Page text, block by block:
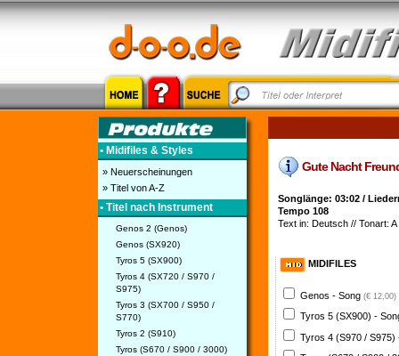
• Midifiles & Styles
» Neuerscheinungen
» Titel von A-Z
• Titel nach Instrument
Genos 2 (Genos)
Genos (SX920)
Tyros 5 (SX900)
Tyros 4 (SX720 / S970 /
S975)
Tyros 3 (SX700 / S950 /
S770)
Tyros 2 (S910)
Tyros (S670 / S900 / 3000)
Gute Nacht
Songlänge: 03:02 /
Tempo 108
Text in: Deutsch // Tonart: A
MIDIFILES
Genos - Song (€ 12,00)
Tyros 5 (SX900) -
Tyros 4 (S970 /